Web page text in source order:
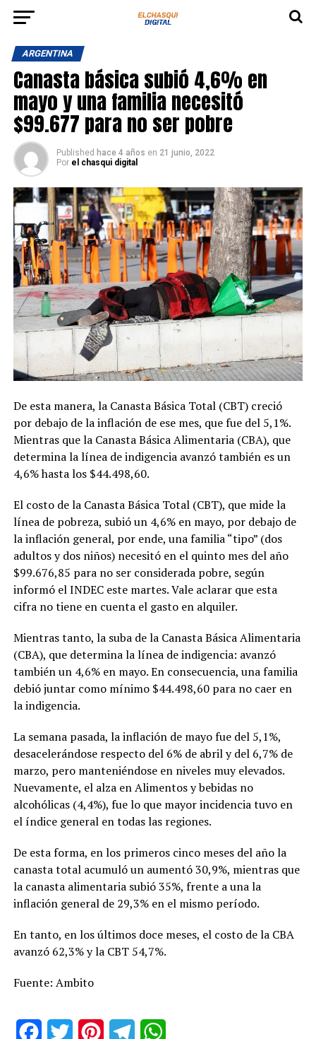
ARGENTINA
Canasta básica subió 4,6% en
mayo y una familia necesitó
$99.677 para no ser pobre
Published hace 4 años en 21 junio, 2022
Por el chasqui digital
De esta manera, la Canasta Básica Total (CBT) creció
por debajo de la inflación de ese mes, que fue del 5,1%.
Mientras que la Canasta Básica Alimentaria (CBA), que
determina la línea de indigencia avanzó también es un
4,6% hasta los $44.498,60.
El costo de la Canasta Básica Total (CBT), que mide la
línea de pobreza, subió un 4,6% en mayo, por debajo de
la inflación general, por ende, una familia “tipo” (dos
adultos y dos niños) necesitó en el quinto mes del año
$99.676,85 para no ser considerada pobre, según
informó el INDEC este martes. Vale aclarar que esta
cifra no tiene en cuenta el gasto en alquiler.
Mientras tanto, la suba de la Canasta Básica Alimentaria
(CBA), que determina la línea de indigencia: avanzó
también un 4,6% en mayo. En consecuencia, una familia
debió juntar como mínimo $44.498,60 para no caer en
la indigencia.
La semana pasada, la inflación de mayo fue del 5,1%,
desacelerándose respecto del 6% de abril y del 6,7% de
marzo, pero manteniéndose en niveles muy elevados.
Nuevamente, el alza en Alimentos y bebidas no
alcohólicas (4,4%), fue lo que mayor incidencia tuvo en
el índice general en todas las regiones.
De esta forma, en los primeros cinco meses del año la
canasta total acumuló un aumentó 30,9%, mientras que
la canasta alimentaria subió 35%, frente a una la
inflación general de 29,3% en el mismo período.
En tanto, en los últimos doce meses, el costo de la CBA
avanzó 62,3% y la CBT 54,7%.
Fuente: Ambito
FacebookTwitter PinterestTelegram